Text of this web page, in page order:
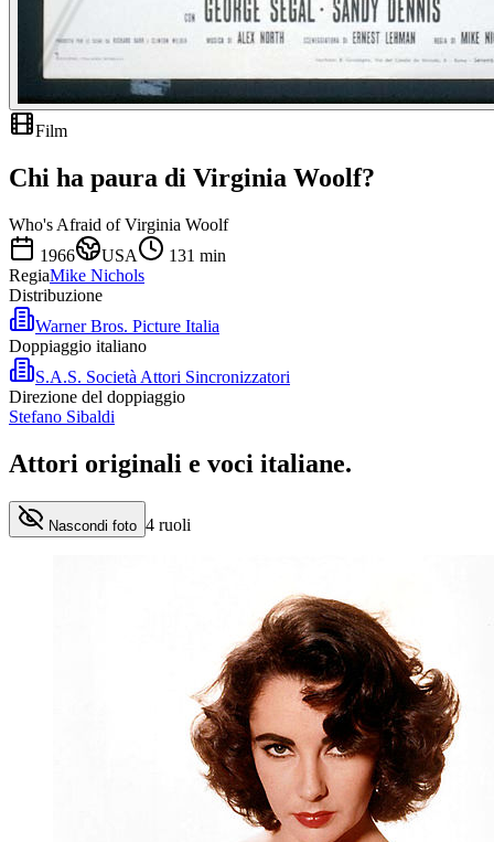
Film
Chi ha paura di Virginia Woolf?
Who's Afraid of Virginia Woolf
1966
USA 131 min
RegiaMike Nichols
Distribuzione
Warner Bros. Picture Italia
Doppiaggio italiano
S.A.S. Società Attori Sincronizzatori
Direzione del doppiaggio
Stefano Sibaldi
Attori originali e voci italiane.
Nascondi foto 4 ruoli